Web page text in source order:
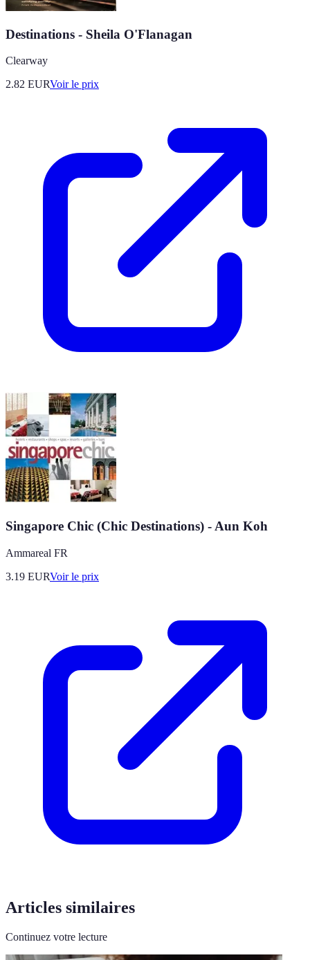
Destinations - Sheila O'Flanagan
Clearway
2.82 EURVoir le prix
Singapore Chic (Chic Destinations) - Aun Koh
Ammareal FR
3.19 EURVoir le prix
Articles similaires
Continuez votre lecture